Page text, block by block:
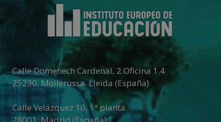
t
i
v
e
:
Calle Domenech Cardenal, 2 Oficina 1.4
25230, Mollerussa. Lleida (España)
Calle Velázquez 10, 1ª planta
28001, Madrid (España)